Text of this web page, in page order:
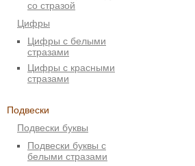
со стразой
Цифры
Цифры с белыми
стразами
Цифры с красными
стразами
Подвески
Подвески буквы
Подвески буквы с
белыми стразами